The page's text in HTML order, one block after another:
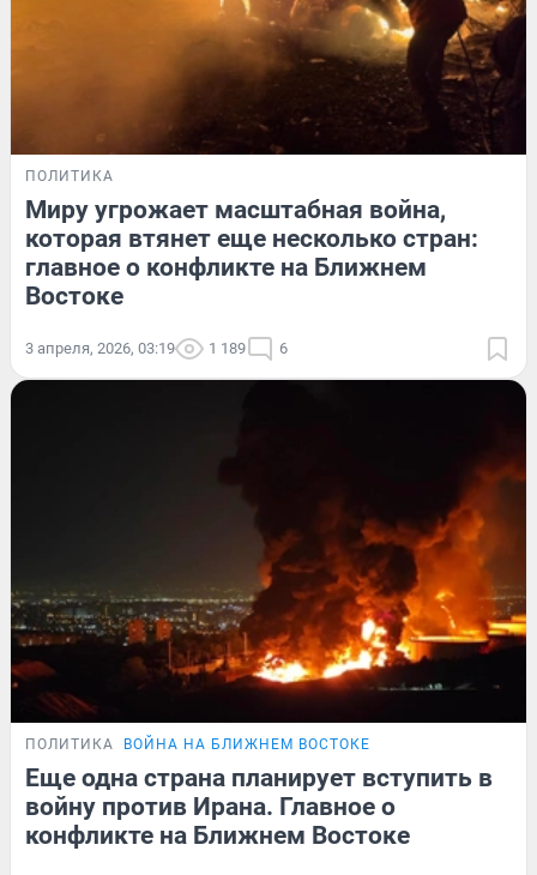
ПОЛИТИКА
Миру угрожает масштабная война,
которая втянет еще несколько стран:
главное о конфликте на Ближнем
Востоке
3 апреля, 2026, 03:19 1 189 6
ПОЛИТИКА ВОЙНА НА БЛИЖНЕМ ВОСТОКЕ
Еще одна страна планирует вступить в
войну против Ирана. Главное о
конфликте на Ближнем Востоке